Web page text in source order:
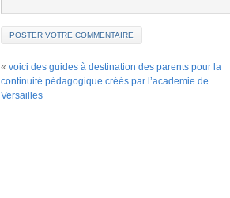
« voici des guides à destination des parents pour la
continuité pédagogique créés par l’academie de
Versailles